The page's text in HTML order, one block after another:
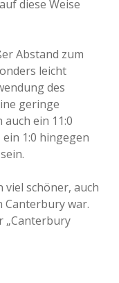
diese Weise
Abstand zum
leicht
des
geringe
ein 11:0
1:0 hingegen
viel schöner, auch
Canterbury war.
„Canterbury